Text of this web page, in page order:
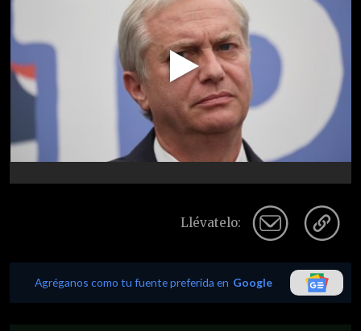
Play
Video
Llévatelo:
Agréganos como tu fuente preferida en Google